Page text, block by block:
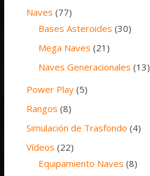
Naves (77)
Bases Asteroides (30)
Mega Naves (21)
Naves Generacionales (13)
Power Play (5)
Rangos (8)
Simulación de Trasfondo (4)
Vídeos (22)
Equipamiento Naves (8)